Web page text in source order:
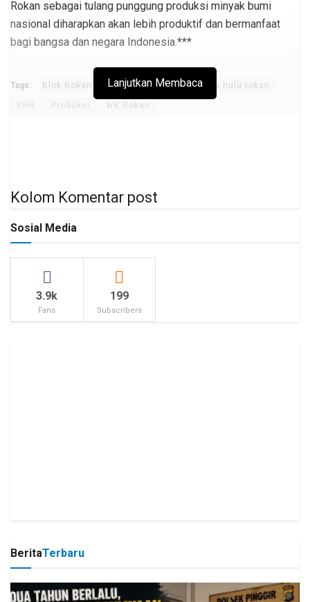
Rokan sebagai tulang punggung produksi minyak bumi
nasional diharapkan akan lebih produktif dan bermanfaat
bagi bangsa dan negara Indonesia.***
Lanjutkan Membaca
Tags: Blok Rokan Oil and gas pertamina hulu rokan
PHR Produksi WK Rokan
Kolom Komentar post
Sosial Media
3.9k
Fans
199
Subscribers
BeritaTerbaru